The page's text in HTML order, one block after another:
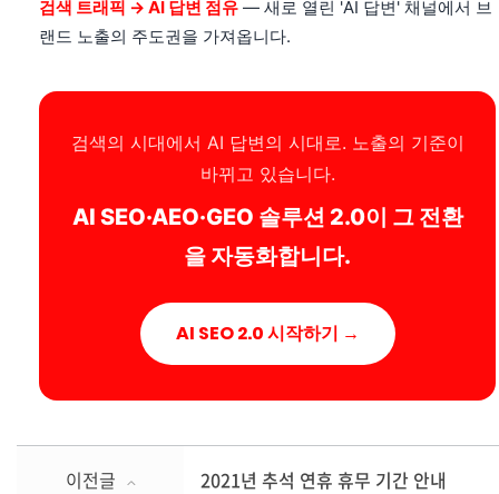
검색 트래픽 → AI 답변 점유 — 새로 열린 'AI 답변' 채널에서 브
랜드 노출의 주도권을 가져옵니다.
검색의 시대에서 AI 답변의 시대로. 노출의 기준이
바뀌고 있습니다.
AI SEO·AEO·GEO 솔루션 2.0이 그 전환
을 자동화합니다.
AI SEO 2.0 시작하기 →
이전글 2021년 추석 연휴 휴무 기간 안내